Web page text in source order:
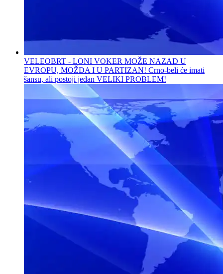
VELEOBRT - LONI VOKER MOŽE NAZAD U
EVROPU, MOŽDA I U PARTIZAN! Crno-beli će imati
šansu, ali postoji jedan VELIKI PROBLEM!